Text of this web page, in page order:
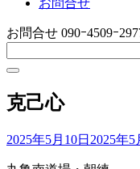
お問合せ
お問合せ 090ｰ4509ｰ
克己心
2025年5月10日 2025年5